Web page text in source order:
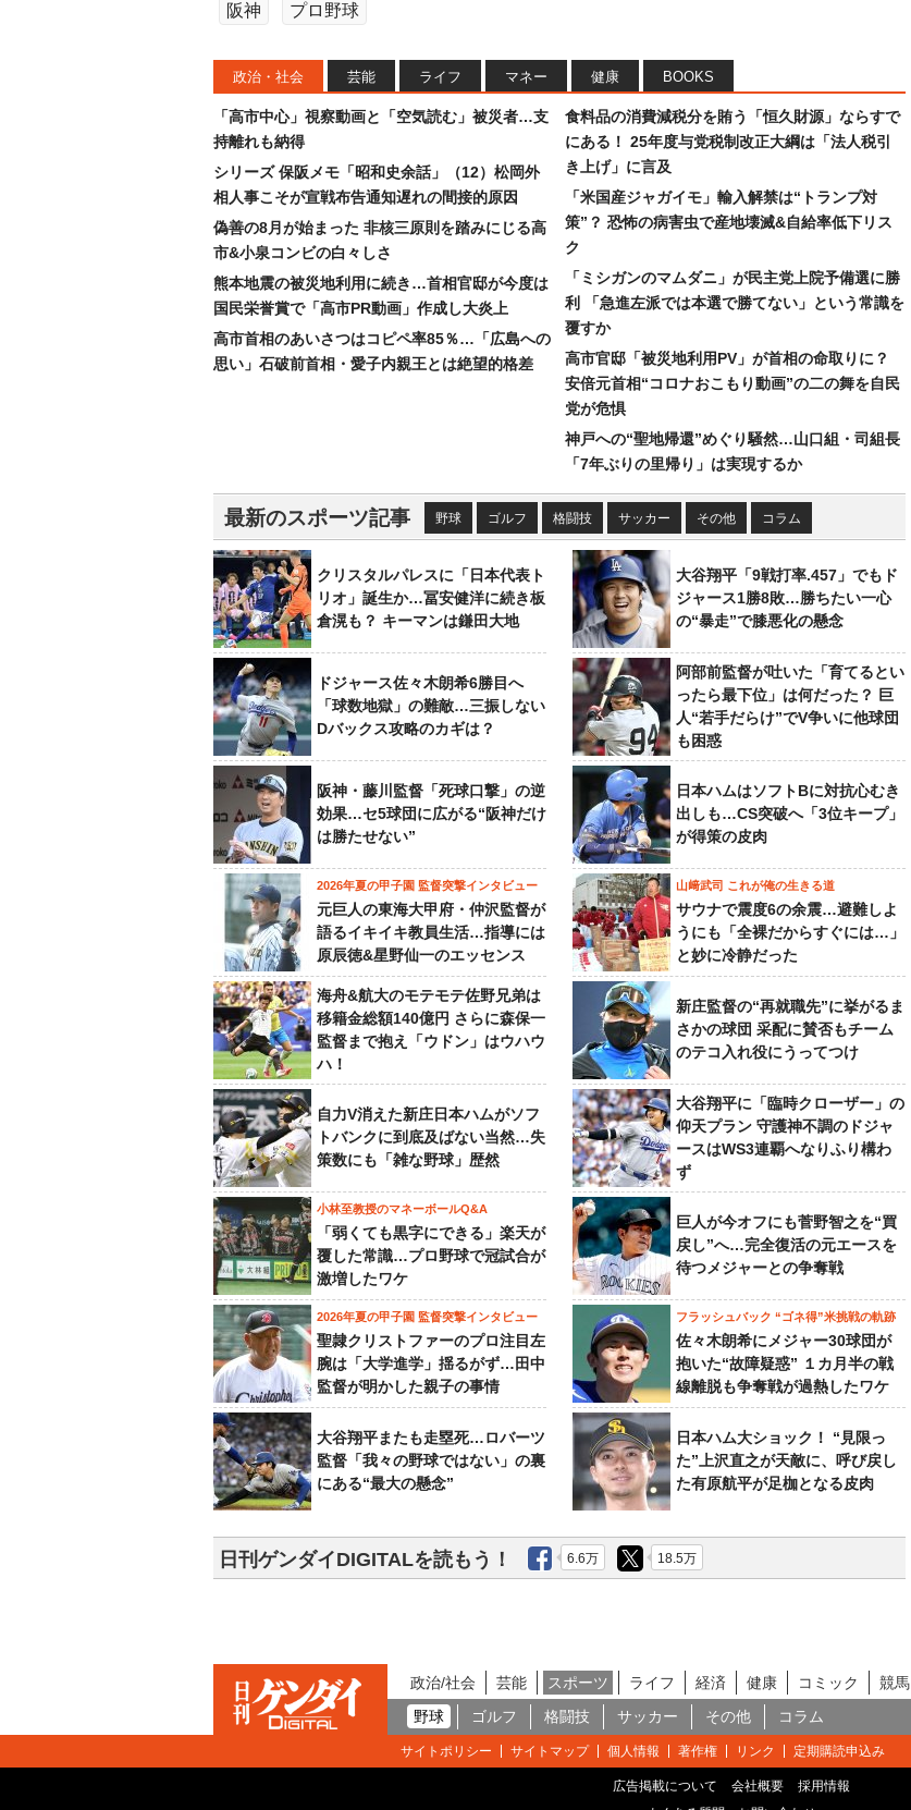
阪神
プロ野球
政治・社会 芸能 ライフ マネー 健康 BOOKS
「高市中心」視察動画と「空気読む」被災者…支
持離れも納得
シリーズ 保阪メモ「昭和史余話」（12）松岡外
相人事こそが宣戦布告通知遅れの間接的原因
偽善の8月が始まった 非核三原則を踏みにじる高
市&小泉コンビの白々しさ
熊本地震の被災地利用に続き…首相官邸が今度は
国民栄誉賞で「高市PR動画」作成し大炎上
高市首相のあいさつはコピペ率85％…「広島への
思い」石破前首相・愛子内親王とは絶望的格差
食料品の消費減税分を賄う「恒久財源」ならすで
にある！ 25年度与党税制改正大綱は「法人税引
き上げ」に言及
「米国産ジャガイモ」輸入解禁は“トランプ対
策”？ 恐怖の病害虫で産地壊滅&自給率低下リス
ク
「ミシガンのマムダニ」が民主党上院予備選に勝
利 「急進左派では本選で勝てない」という常識を
覆すか
高市官邸「被災地利用PV」が首相の命取りに？
安倍元首相“コロナおこもり動画”の二の舞を自民
党が危惧
神戸への“聖地帰還”めぐり騒然…山口組・司組長
「7年ぶりの里帰り」は実現するか
最新のスポーツ記事 野球 ゴルフ 格闘技 サッカー その他 コラム
クリスタルパレスに「日本代表ト
リオ」誕生か…冨安健洋に続き板
倉滉も？ キーマンは鎌田大地
大谷翔平「9戦打率.457」でもド
ジャース1勝8敗…勝ちたい一心
の“暴走”で膝悪化の懸念
ドジャース佐々木朗希6勝目へ
「球数地獄」の難敵…三振しない
Dバックス攻略のカギは？
阿部前監督が吐いた「育てるとい
ったら最下位」は何だった？ 巨
人“若手だらけ”でV争いに他球団
も困惑
阪神・藤川監督「死球口撃」の逆
効果…セ5球団に広がる“阪神だけ
は勝たせない”
日本ハムはソフトBに対抗心むき
出しも…CS突破へ「3位キープ」
が得策の皮肉
2026年夏の甲子園 監督突撃インタビュー
元巨人の東海大甲府・仲沢監督が
語るイキイキ教員生活…指導には
原辰徳&星野仙一のエッセンス
山﨑武司 これが俺の生きる道
サウナで震度6の余震…避難しよ
うにも「全裸だからすぐには…」
と妙に冷静だった
海舟&航大のモテモテ佐野兄弟は
移籍金総額140億円 さらに森保一
監督まで抱え「ウドン」はウハウ
ハ！
新庄監督の“再就職先”に挙がるま
さかの球団 采配に賛否もチーム
のテコ入れ役にうってつけ
自力V消えた新庄日本ハムがソフ
トバンクに到底及ばない当然…失
策数にも「雑な野球」歴然
大谷翔平に「臨時クローザー」の
仰天プラン 守護神不調のドジャ
ースはWS3連覇へなりふり構わ
ず
小林至教授のマネーボールQ&A
「弱くても黒字にできる」楽天が
覆した常識…プロ野球で冠試合が
激増したワケ
巨人が今オフにも菅野智之を“買
戻し”へ…完全復活の元エースを
待つメジャーとの争奪戦
2026年夏の甲子園 監督突撃インタビュー
聖隷クリストファーのプロ注目左
腕は「大学進学」揺るがず…田中
監督が明かした親子の事情
フラッシュバック “ゴネ得”米挑戦の軌跡
佐々木朗希にメジャー30球団が
抱いた“故障疑惑” １カ月半の戦
線離脱も争奪戦が過熱したワケ
大谷翔平またも走塁死…ロバーツ
監督「我々の野球ではない」の裏
にある“最大の懸念”
日本ハム大ショック！ “見限っ
た”上沢直之が天敵に、呼び戻し
た有原航平が足枷となる皮肉
日刊ゲンダイDIGITALを読もう！ 6.6万 18.5万
政治/社会 芸能 スポーツ ライフ 経済 健康 コミック 競馬
野球
ゴルフ 格闘技 サッカー その他 コラム
サイトポリシー サイトマップ 個人情報 著作権 リンク 定期購読申込み
広告掲載について 会社概要
採用情報